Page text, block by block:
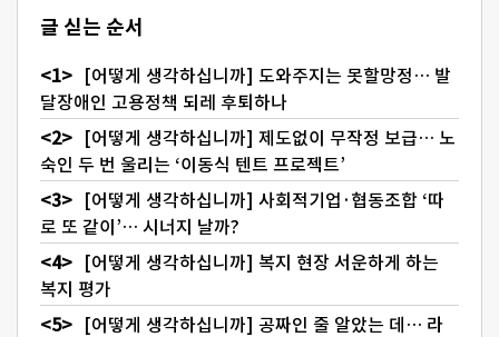
글 싣는 순서
[어떻게 생각하십니까] 도와주지는 못할망정… 발
달장애인 고용정책 되레 후퇴하나
[어떻게 생각하십니까] 제도없이 무작정 보급… 노
숙인 두 번 울리는 ‘이동식 텐트 프로젝트’
[어떻게 생각하십니까] 사회적기업·협동조합 ‘따
로 또 같이’… 시너지 날까?
[어떻게 생각하십니까] 복지 현장 서운하게 하는
복지 평가
[어떻게 생각하십니까] 공짜인 줄 알았는 데… 라